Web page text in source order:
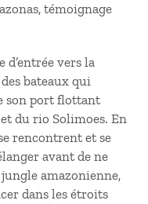
témoignage
vers la
bateaux qui
son port flottant
du rio Solimoes. En
rencontrent et se
avant de ne
amazonienne,
dans les étroits